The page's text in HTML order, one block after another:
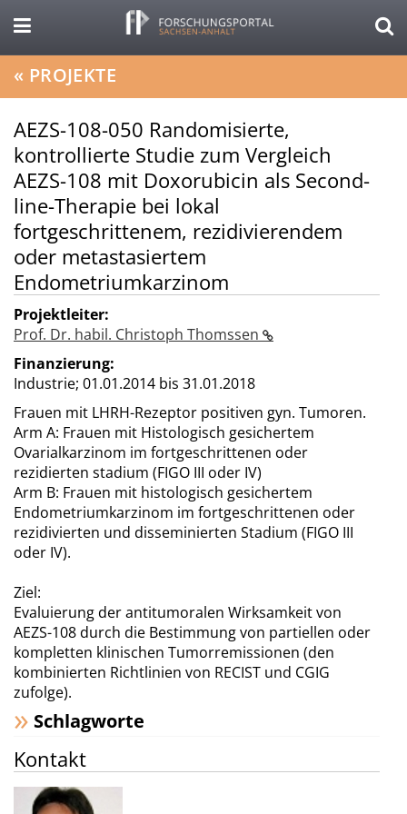
« PROJEKTE
AEZS-108-050 Randomisierte,
kontrollierte Studie zum Vergleich
AEZS-108 mit Doxorubicin als Second-
line-Therapie bei lokal
fortgeschrittenem, rezidivierendem
oder metastasiertem
Endometriumkarzinom
Projektleiter:
Prof. Dr. habil. Christoph Thomssen
Finanzierung:
Industrie; 01.01.2014 bis 31.01.2018
Frauen mit LHRH-Rezeptor positiven gyn. Tumoren.
Arm A: Frauen mit Histologisch gesichertem
Ovarialkarzinom im fortgeschrittenen oder
rezidierten stadium (FIGO III oder IV)
Arm B: Frauen mit histologisch gesichertem
Endometriumkarzinom im fortgeschrittenen oder
rezidivierten und disseminierten Stadium (FIGO III
oder IV).
Ziel:
Evaluierung der antitumoralen Wirksamkeit von
AEZS-108 durch die Bestimmung von partiellen oder
kompletten klinischen Tumorremissionen (den
kombinierten Richtlinien von RECIST und CGIG
zufolge).
Schlagworte
Kontakt